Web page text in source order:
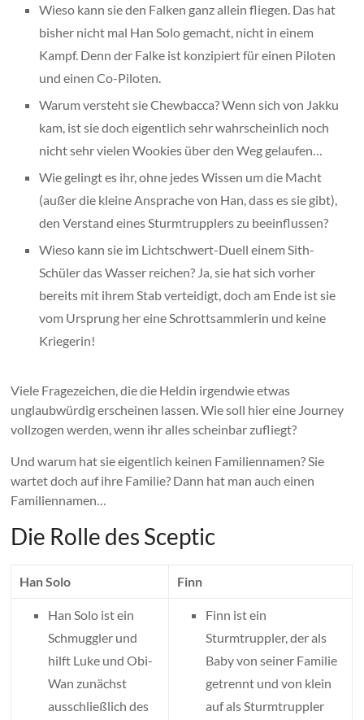
Wieso kann sie den Falken ganz allein fliegen. Das hat
bisher nicht mal Han Solo gemacht, nicht in einem
Kampf. Denn der Falke ist konzipiert für einen Piloten
und einen Co-Piloten.
Warum versteht sie Chewbacca? Wenn sich von Jakku
kam, ist sie doch eigentlich sehr wahrscheinlich noch
nicht sehr vielen Wookies über den Weg gelaufen…
Wie gelingt es ihr, ohne jedes Wissen um die Macht
(außer die kleine Ansprache von Han, dass es sie gibt),
den Verstand eines Sturmtrupplers zu beeinflussen?
Wieso kann sie im Lichtschwert-Duell einem Sith-
Schüler das Wasser reichen? Ja, sie hat sich vorher
bereits mit ihrem Stab verteidigt, doch am Ende ist sie
vom Ursprung her eine Schrottsammlerin und keine
Kriegerin!
Viele Fragezeichen, die die Heldin irgendwie etwas
unglaubwürdig erscheinen lassen. Wie soll hier eine Journey
vollzogen werden, wenn ihr alles scheinbar zufliegt?
Und warum hat sie eigentlich keinen Familiennamen? Sie
wartet doch auf ihre Familie? Dann hat man auch einen
Familiennamen…
Die Rolle des Sceptic
Han Solo Finn
Han Solo ist ein
Schmuggler und
hilft Luke und Obi-
Wan zunächst
ausschließlich des
Finn ist ein
Sturmtruppler, der als
Baby von seiner Familie
getrennt und von klein
auf als Sturmtruppler